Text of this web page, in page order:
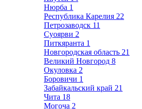
Нюрба 1
Республика Карелия 22
Петрозаводск 11
Суоярви 2
Питкяранта 1
Новгородская область 21
Великий Новгород 8
Окуловка 2
Боровичи 1
Забайкальский край 21
Чита 18
Могоча 2